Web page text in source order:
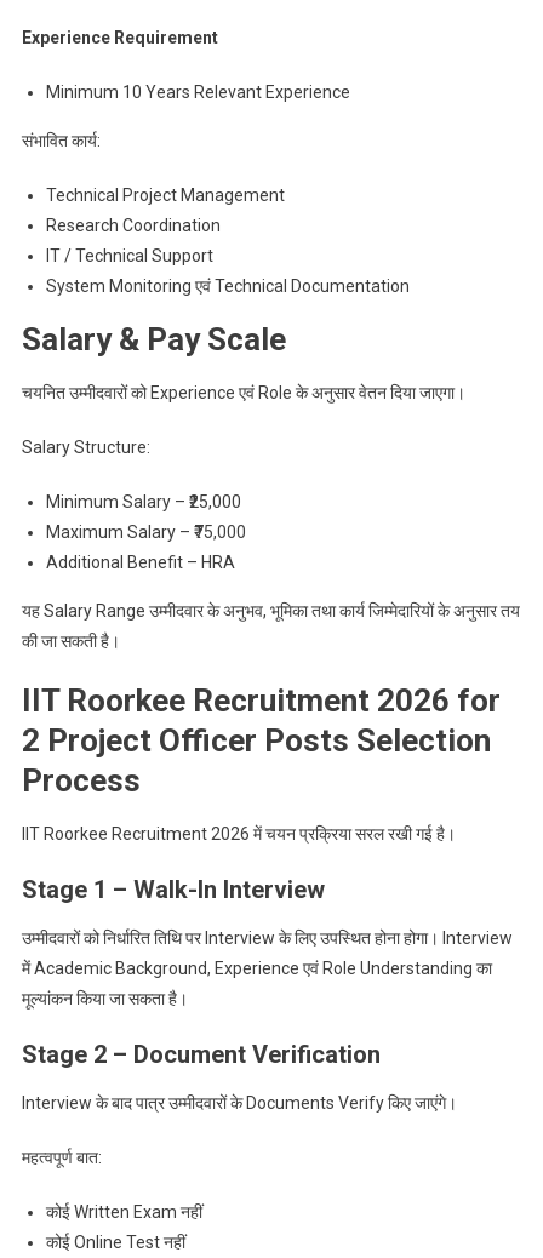
Experience Requirement
Minimum 10 Years Relevant Experience
संभावित कार्य:
Technical Project Management
Research Coordination
IT / Technical Support
System Monitoring एवं Technical Documentation
Salary & Pay Scale
चयनित उम्मीदवारों को Experience एवं Role के अनुसार वेतन दिया जाएगा।
Salary Structure:
Minimum Salary – ₹25,000
Maximum Salary – ₹75,000
Additional Benefit – HRA
यह Salary Range उम्मीदवार के अनुभव, भूमिका तथा कार्य जिम्मेदारियों के अनुसार तय
की जा सकती है।
IIT Roorkee Recruitment 2026 for
2 Project Officer Posts Selection
Process
IIT Roorkee Recruitment 2026 में चयन प्रक्रिया सरल रखी गई है।
Stage 1 – Walk-In Interview
उम्मीदवारों को निर्धारित तिथि पर Interview के लिए उपस्थित होना होगा। Interview
में Academic Background, Experience एवं Role Understanding का
मूल्यांकन किया जा सकता है।
Stage 2 – Document Verification
Interview के बाद पात्र उम्मीदवारों के Documents Verify किए जाएंगे।
महत्वपूर्ण बात:
कोई Written Exam नहीं
कोई Online Test नहीं